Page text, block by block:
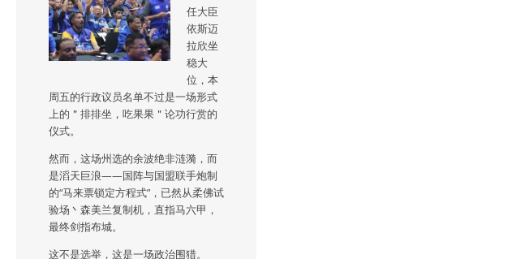
任大臣
依斯迈
拉欣坐
稳大
位，本
周五的行政议员名单不过是一场形式
上的＂排排坐，吃果果＂论功行赏的
仪式。
然而，这场州选的余波绝非涟漪，而
是滔天巨浪——国阵与国盟联手炮制
的“马来票锁定方程式”，已然从柔佛试
验场丶森美兰复制机，直指马六甲，
最终剑指布城。
这不是选举，这是一场政治围猎。